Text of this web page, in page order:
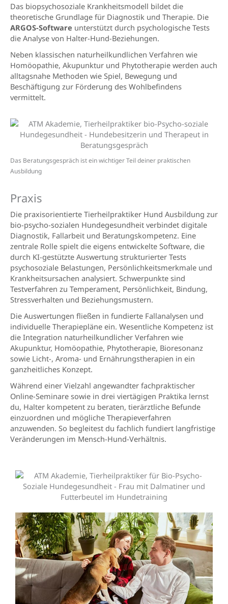
Das biopsychosoziale Krankheitsmodell bildet die
theoretische Grundlage für Diagnostik und Therapie. Die
ARGOS-Software unterstützt durch psychologische Tests
die Analyse von Halter-Hund-Beziehungen.
Neben klassischen naturheilkundlichen Verfahren wie
Homöopathie, Akupunktur und Phytotherapie werden auch
alltagsnahe Methoden wie Spiel, Bewegung und
Beschäftigung zur Förderung des Wohlbefindens
vermittelt.
Das Beratungsgespräch ist ein wichtiger Teil deiner praktischen
Ausbildung
Praxis
Die praxisorientierte Tierheilpraktiker Hund Ausbildung zur
bio-psycho-sozialen Hundegesundheit verbindet digitale
Diagnostik, Fallarbeit und Beratungskompetenz. Eine
zentrale Rolle spielt die eigens entwickelte Software, die
durch KI-gestützte Auswertung strukturierter Tests
psychosoziale Belastungen, Persönlichkeitsmerkmale und
Krankheitsursachen analysiert. Schwerpunkte sind
Testverfahren zu Temperament, Persönlichkeit, Bindung,
Stressverhalten und Beziehungsmustern.
Die Auswertungen fließen in fundierte Fallanalysen und
individuelle Therapiepläne ein. Wesentliche Kompetenz ist
die Integration naturheilkundlicher Verfahren wie
Akupunktur, Homöopathie, Phytotherapie, Bioresonanz
sowie Licht-, Aroma- und Ernährungstherapien in ein
ganzheitliches Konzept.
Während einer Vielzahl angewandter fachpraktischer
Online-Seminare sowie in drei viertägigen Praktika lernst
du, Halter kompetent zu beraten, tierärztliche Befunde
einzuordnen und mögliche Therapieverfahren
anzuwenden. So begleitest du fachlich fundiert langfristige
Veränderungen im Mensch-Hund-Verhältnis.